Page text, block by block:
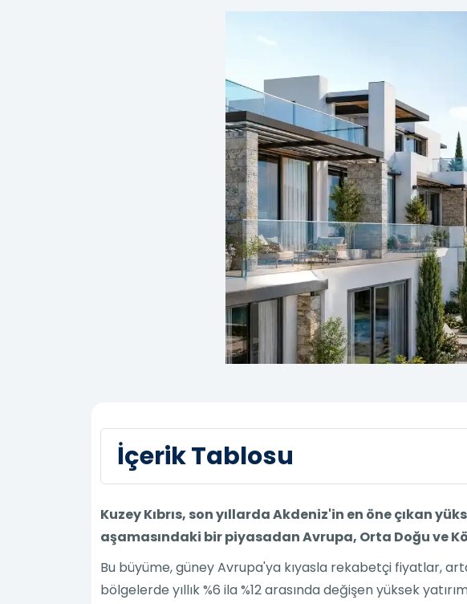
İçerik Tablosu
Kuzey Kıbrıs, son yıllarda Akdeniz'in en öne çıkan
aşamasındaki bir piyasadan Avrupa, Orta Doğu ve
Bu büyüme, güney Avrupa'ya kıyasla rekabetçi fiyatlar,
bölgelerde yıllık %6 ila %12 arasında değişen yüksek